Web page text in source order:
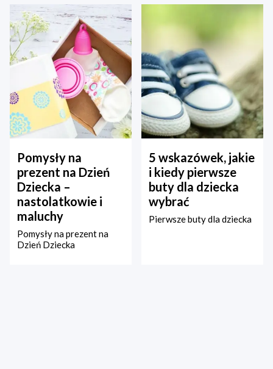
Pomysły na
prezent na Dzień
Dziecka –
nastolatkowie i
maluchy
Pomysły na prezent na
Dzień Dziecka
5 wskazówek, jakie
i kiedy pierwsze
buty dla dziecka
wybrać
Pierwsze buty dla dziecka